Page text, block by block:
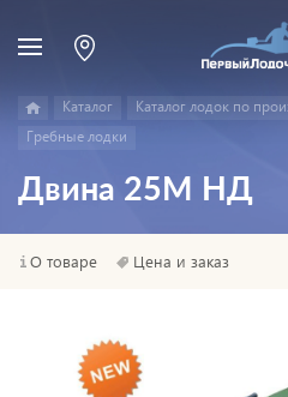
Каталог Каталог лодок по
Гребные лодки
Двина 25М НД
О товаре Цена и заказ